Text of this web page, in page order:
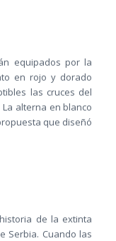
equipados por la
en rojo y dorado
las cruces del
alterna en blanco
que diseñó
de la extinta
Serbia. Cuando las